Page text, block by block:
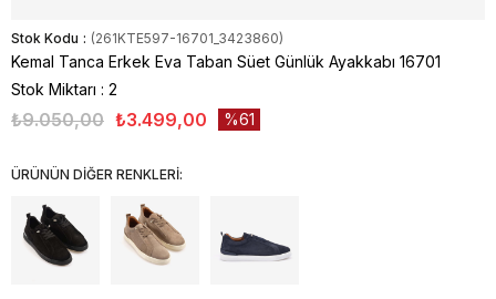
Stok Kodu (261KTE597-16701_3423860)
Kemal Tanca Erkek Eva Taban Süet Günlük Ayakkabı 16701
Stok Miktarı : 2
₺9.050,00 ₺3.499,00 61
ÜRÜNÜN DİĞER RENKLERİ: